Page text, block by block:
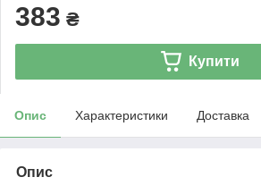
383 ₴
Купити
Опис Характеристики Доставка
Опис